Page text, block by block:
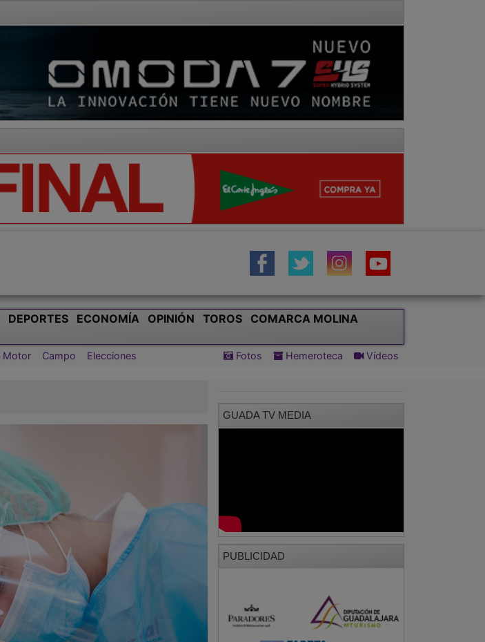
DEPORTES ECONOMÍA OPINIÓN TOROS
COMARCA MOLINA
Motor Campo Elecciones Fotos Hemeroteca Vídeos
GUADA TV MEDIA
PUBLICIDAD